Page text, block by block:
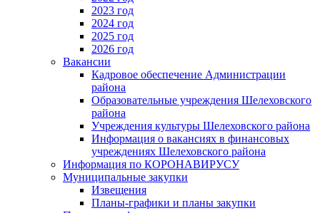
2023 год
2024 год
2025 год
2026 год
Вакансии
Кадровое обеспечение Администрации
района
Образовательные учреждения Шелеховского
района
Учреждения культуры Шелеховского района
Информация о вакансиях в финансовых
учреждениях Шелеховского района
Информация по КОРОНАВИРУСУ
Муниципальные закупки
Извещения
Планы-графики и планы закупки